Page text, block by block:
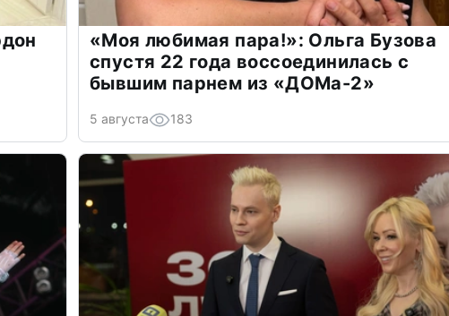
«Моя любимая пара!»: Ольга Бузова
спустя 22 года воссоединилась с
бывшим парнем из «ДОМа-2»
5 августа 183